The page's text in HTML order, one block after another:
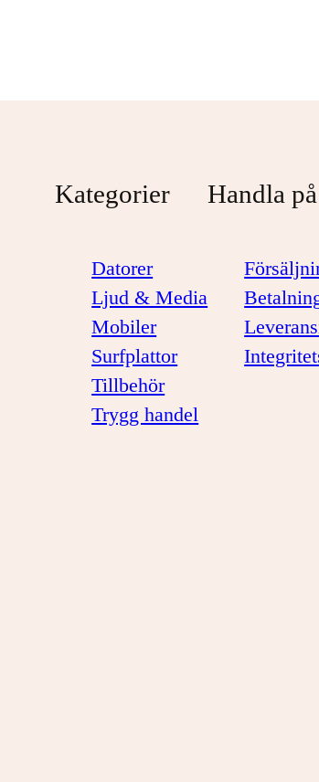
Kategorier
Datorer
Ljud & Media
Mobiler
Surfplattor
Tillbehör
Trygg handel
Handla